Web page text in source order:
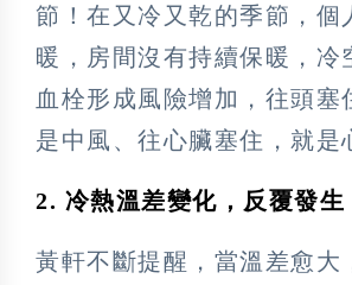
節！在又冷又乾的季節，個
暖，房間沒有持續保暖，冷
血栓形成風險增加，往頭塞
是中風、往心臟塞住，就是
2. 冷熱溫差變化，反覆發生
黃軒不斷提醒，當溫差愈大